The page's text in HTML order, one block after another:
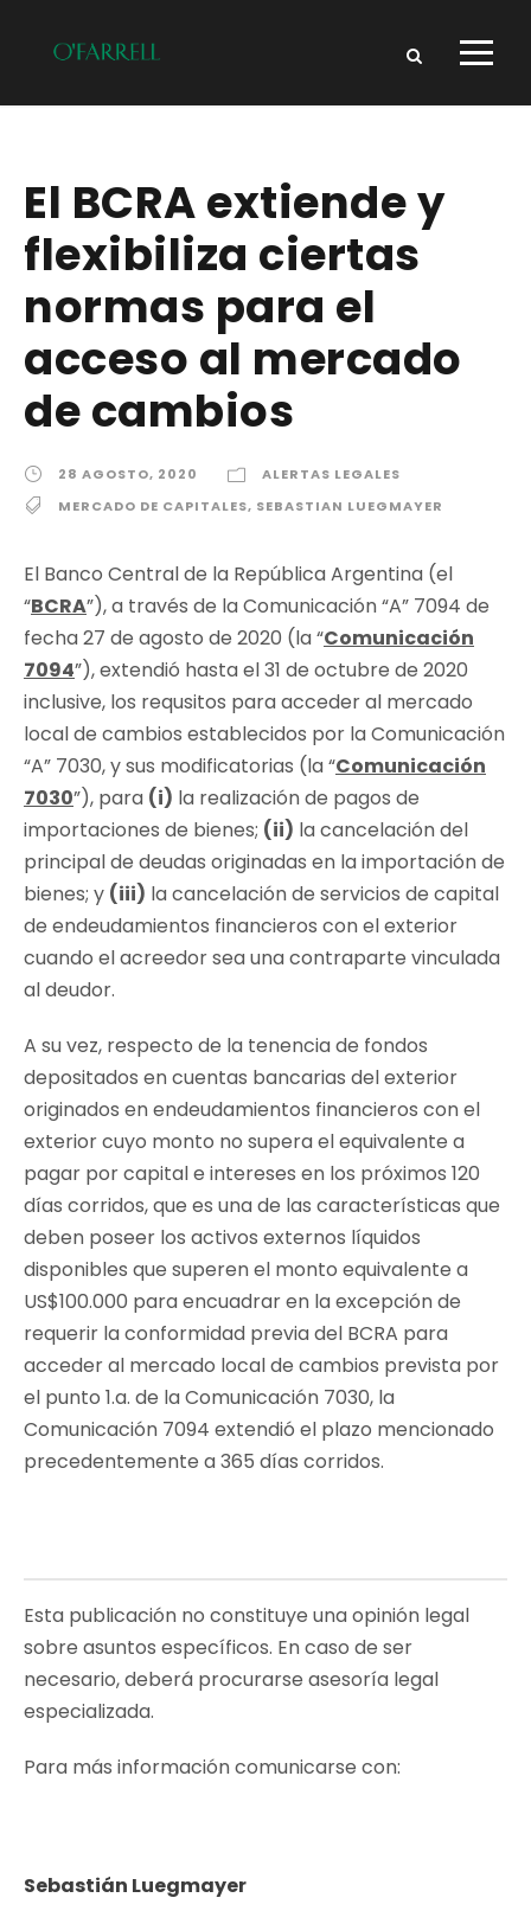
El BCRA extiende y
flexibiliza ciertas
normas para el
acceso al mercado
de cambios
28 AGOSTO, 2020
ALERTAS LEGALES
MERCADO DE CAPITALES, SEBASTIAN LUEGMAYER
El Banco Central de la República Argentina (el
“BCRA”), a través de la Comunicación “A” 7094 de
fecha 27 de agosto de 2020 (la “Comunicación
7094”), extendió hasta el 31 de octubre de 2020
inclusive, los requsitos para acceder al mercado
local de cambios establecidos por la Comunicación
“A” 7030, y sus modificatorias (la “Comunicación
7030”), para (i) la realización de pagos de
importaciones de bienes; (ii) la cancelación del
principal de deudas originadas en la importación de
bienes; y (iii) la cancelación de servicios de capital
de endeudamientos financieros con el exterior
cuando el acreedor sea una contraparte vinculada
al deudor.
A su vez, respecto de la tenencia de fondos
depositados en cuentas bancarias del exterior
originados en endeudamientos financieros con el
exterior cuyo monto no supera el equivalente a
pagar por capital e intereses en los próximos 120
días corridos, que es una de las características que
deben poseer los activos externos líquidos
disponibles que superen el monto equivalente a
US$100.000 para encuadrar en la excepción de
requerir la conformidad previa del BCRA para
acceder al mercado local de cambios prevista por
el punto 1.a. de la Comunicación 7030, la
Comunicación 7094 extendió el plazo mencionado
precedentemente a 365 días corridos.
Esta publicación no constituye una opinión legal
sobre asuntos específicos. En caso de ser
necesario, deberá procurarse asesoría legal
especializada.
Para más información comunicarse con:
Sebastián Luegmayer